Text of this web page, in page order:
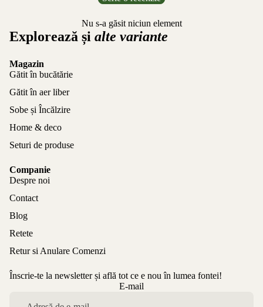
Nu s-a găsit niciun element
Explorează și alte variante
Magazin
Gătit în bucătărie
Gătit în aer liber
Sobe și Încălzire
Home & deco
Seturi de produse
Companie
Despre noi
Contact
Blog
Retete
Retur si Anulare Comenzi
Înscrie-te la newsletter și află tot ce e nou în lumea fontei!
E-mail
Politica de confidențialitate